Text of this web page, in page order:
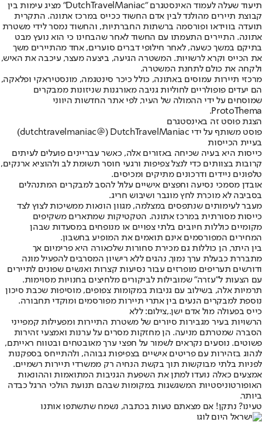
תיעוד שעלה לעמוד האינסטגרם "DutchTravelManiac" מציג עימות בין
קבוצת תיירים מהולנד לבין אדם החשוד ככייס במרכז אתונה. התקרית
תועדה בווידאו ופורסמה ברשתות החברתיות, והחשוד נמסר לידי משטרת
אתונה. התיירים התעמתו עם החשוד לאחר שהבחינו כי הוא נועץ מבט
בתיקם במשך כשעה, לאחר חילופי דברים סוערים, אחד מהתיירים משך
את הכייס וקרא לרשויות. המשטרה הגיעה, ביצעה מעצר, עיכבה את האיש,
ולקחה את כולם לתחנת המשטרה.
מרכזי תיירות עמוסים באתונה, כולל כיכר סינטגמה, מונסטיראקי ופלאקה,
הם יעדים פופולריים לחוליות גניבה מאורגנות שניזונות ממבקרים
שמוסחים על ידי ההמולה של העיר, לפי אתר החדשות היווני
ProtoThema.
הצגת פוסט זה באינסטגרם
פוסט משותף על ידי ‏‎DutchTravelManiac‎‏ (@‏‎dutchtravelmaniac‎‏)
בעיית הכייסות
כייסות היא בעיה שכיחה באזורים אלה, כאשר עבריינים פועלים לעיתים
קרובות בצוותים כדי לנצל צפיפות ורגעי חוסר תשומת לב ולהוציא ארנקים,
טלפונים ניידים ודרכונים מתיקים ומכיסים.
אובדן מסמכי נסיעה וחפצים אישיים עלול להסב למבקרים המתנהלים
בסביבה לא מוכרת לחץ מוגבר ושיבוש חריג.
מעבר לעימותים שנתפסים במצלמה, מגוון הונאות ממשיכות לצוץ לצד
כייסות מסורתית במרכז אתונה. הטקטיקות שמתארים משקיפים
מקומיים כוללות חיובים בלתי צפויים או מנופחים במסעדות שבהן
המחירים המפורסמים אינם תואמים את המופיע בחשבון.
בין היתר, הן כוללות גם מכירת סחורות שלכאורה היא פרימיום אך
מתבררת כבעלת ערך נמוך, נהגים ללא רישיון המסרבים להפעיל מונה
ודורשים תעריפים מופרזים עבור נסיעות קצרות ואנשים שפונים לתיירים
עם הצעות ל"עזרה" שמובילות לביקורים מלחיצים בחנויות מסוימות.
תרמיות אלה, בשילוב עם גניבות במקומות צפופים, מוסיפות שכבת סיכון
נוספת למבקרים הנעים בין אתרי תיירות מפורסמים ומוקדי תחבורה.
כייס בפעולה מול אדם ישן.,צילום: ללא
הרשויות בעיר מגבירות סיורים של משטרת התיירות ומפעילות קמפייני
הסברה שמטרתם מניעה. הן מחזקות מסרים על ערנות ואמצעי זהירות
פשוטים. נוסעים נקראים לשמור על חפצי ערך מאובטחים ובטווח ראייתם,
לנהוג בזהירות עם פריטים אישיים בצפיפות גבוהה, ולהתייחס בספקנות
לפניות בלתי מבוקשות תוך בקשת הנחיה רק ממשרדי תיירות רשמיים.
אמצעים כאלה נועדו למתן את השפעת הגניבות המתואמות וההונאות
האופורטוניסטיות המשגשגות במקומות שבהם תנועת הולכי הרגל כבדה
ביותר.
טעינו? נתקן! אם מצאתם טעות בכתבה, נשמח שתשתפו אותנו